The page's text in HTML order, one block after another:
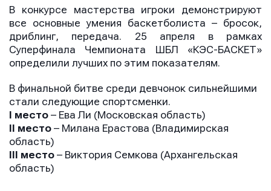
В конкурсе мастерства игроки демонстрируют
все основные умения баскетболиста – бросок,
дриблинг, передача. 25 апреля в рамках
Суперфинала Чемпионата ШБЛ «КЭС-БАСКЕТ»
определили лучших по этим показателям.
В финальной битве среди девчонок сильнейшими
стали следующие спортсменки.
I место – Ева Ли (Московская область)
II место – Милана Ерастова (Владимирская
область)
III место – Виктория Семкова (Архангельская
область)